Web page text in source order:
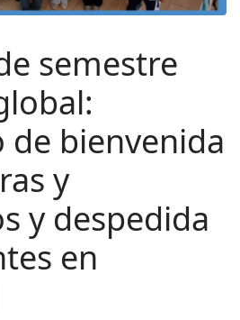
semestre
de bienvenida
y
y despedida
en